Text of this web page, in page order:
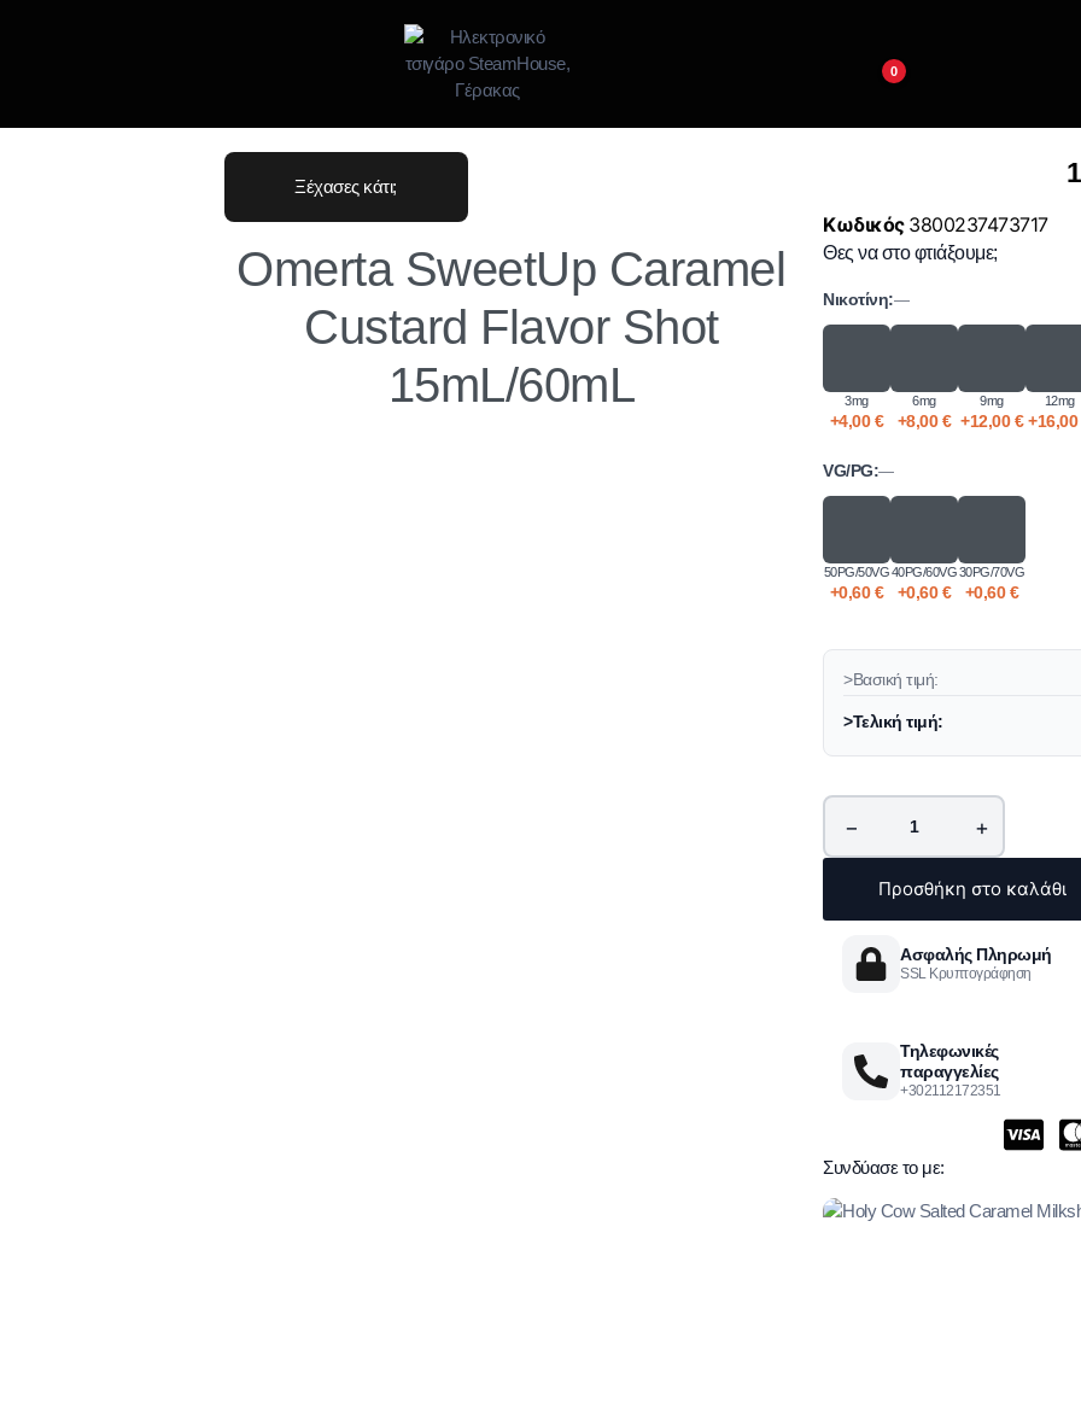
0
Ξέχασες κάτι;
Omerta SweetUp Caramel
Custard Flavor Shot
15mL/60mL
Κωδικός 3800237473717
Θες να στο φτιάξουμε;
Νικοτίνη:—
3mg
+4,00€
6mg
+8,00€
9mg
+12,00€
12mg
+16,00
VG/PG:—
50PG/50VG
+0,60€
40PG/60VG
+0,60€
30PG/70VG
+0,60€
>Βασική τιμή:
>Τελική τιμή:
− +
Προσθήκη στο καλάθι
Ασφαλής Πληρωμή
SSL Κρυπτογράφηση
Τηλεφωνικές
παραγγελίες
+302112172351
Συνδύασε το με: